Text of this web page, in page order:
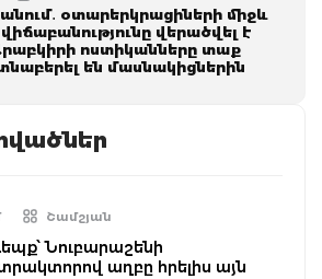
օտարերկրացիների միջև
վերածվել է
ոստիկանները տաք
են մասնակիցներին
Շամշյան
Նուբարաշենի
աղբը հրելիս այն